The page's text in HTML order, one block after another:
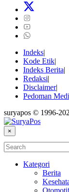
Indeks
Kode Etik
Indeks Berita
Redaksi
Disclaimer
Pedoman
suryapos © 1996-
×
Kategori
Berita